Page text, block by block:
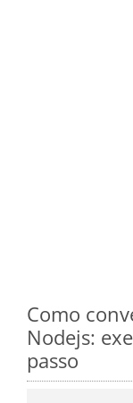
Como
Nodejs:
passo